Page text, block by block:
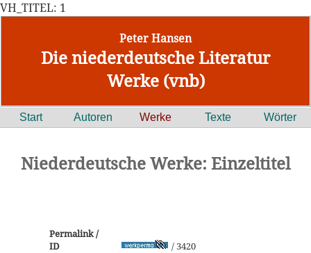
VH_TITEL: 1
Peter Hansen
Die niederdeutsche Literatur
Werke (vnb)
Start Autoren Werke Texte Wörter
Niederdeutsche Werke: Einzeltitel
Permalink /
ID
/ 3420